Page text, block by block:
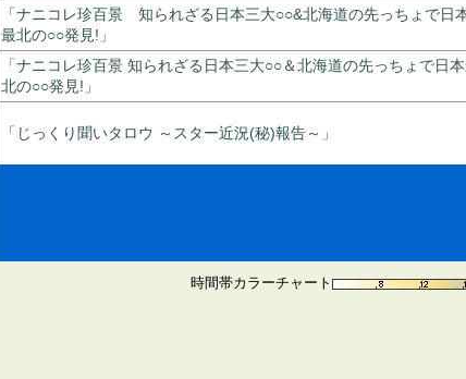
「ナニコレ珍百景 知られざる日本三大○○&北海道の先っちょで日
最北の○○発見!」
「ナニコレ珍百景 知られざる日本三大○○＆北海道の先っちょで日
北の○○発見!」
「じっくり聞いタロウ ～スター近況(秘)報告～」
時間帯カラーチャート